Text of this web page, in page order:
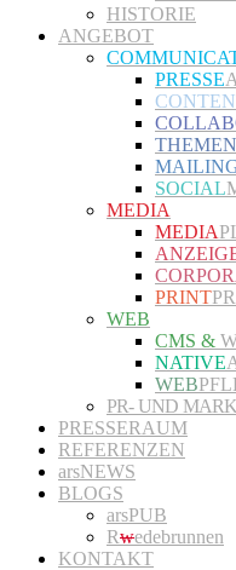
HISTORIE
ANGEBOT
PRESSE
THEMEN
SOCIAL
MEDIA
MEDIA
PRINT
WEB
CMS &
NATIVE
WEB
PR- UND
PRESSERAUM
REFERENZEN
arsNEWS
BLOGS
arsPUB
Rwedebrunnen
KONTAKT